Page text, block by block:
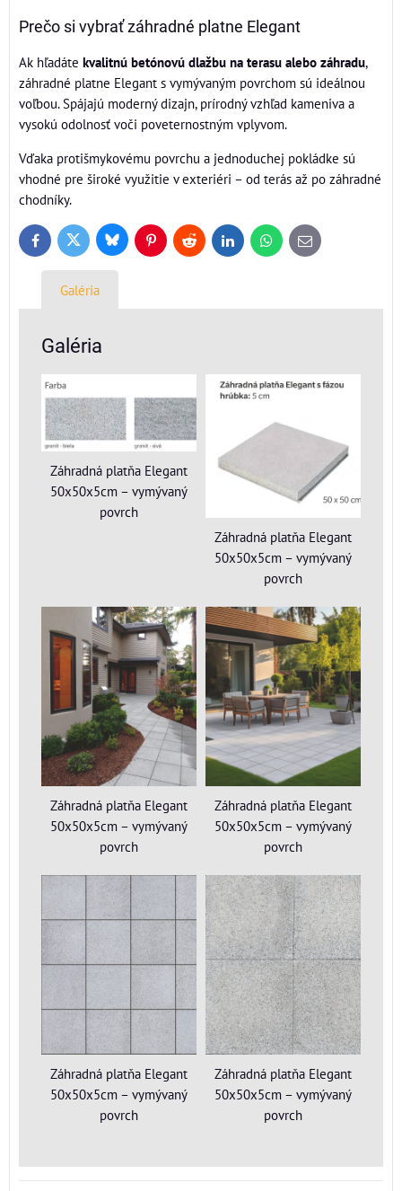
Prečo si vybrať záhradné platne Elegant
Ak hľadáte kvalitnú betónovú dlažbu na terasu alebo záhradu,
záhradné platne Elegant s vymývaným povrchom sú ideálnou
voľbou. Spájajú moderný dizajn, prírodný vzhľad kameniva a
vysokú odolnosť voči poveternostným vplyvom.
Vďaka protišmykovému povrchu a jednoduchej pokládke sú
vhodné pre široké využitie v exteriéri – od terás až po záhradné
chodníky.
FacebookTwitter BlueskyPinterestReddit LinkedInWhatsApp
E-
mail
Galéria
Galéria
Záhradná platňa Elegant
50x50x5cm – vymývaný
povrch
Záhradná platňa Elegant
50x50x5cm – vymývaný
povrch
Záhradná platňa Elegant
50x50x5cm – vymývaný
povrch
Záhradná platňa Elegant
50x50x5cm – vymývaný
povrch
Záhradná platňa Elegant
50x50x5cm – vymývaný
povrch
Záhradná platňa Elegant
50x50x5cm – vymývaný
povrch